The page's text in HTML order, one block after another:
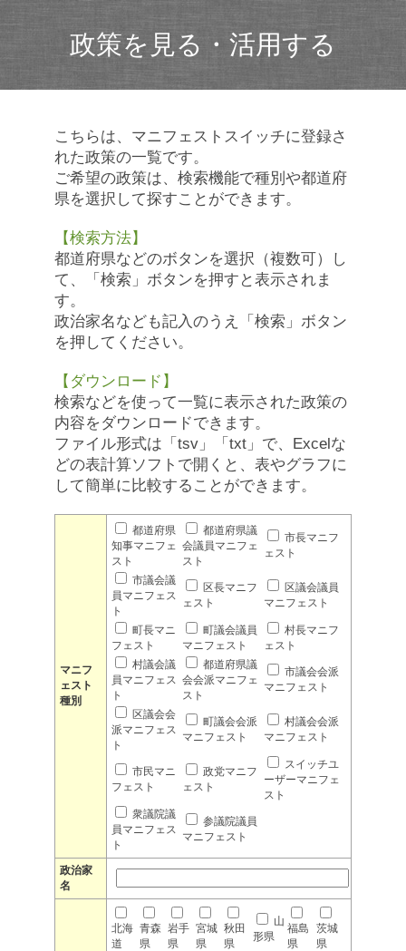
政策を見る・活用する
こちらは、マニフェストスイッチに登録さ
れた政策の一覧です。
ご希望の政策は、検索機能で種別や都道府
県を選択して探すことができます。
【検索方法】
都道府県などのボタンを選択（複数可）し
て、「検索」ボタンを押すと表示されま
す。
政治家名なども記入のうえ「検索」ボタン
を押してください。
【ダウンロード】
検索などを使って一覧に表示された政策の
内容をダウンロードできます。
ファイル形式は「tsv」「txt」で、Excelな
どの表計算ソフトで開くと、表やグラフに
して簡単に比較することができます。
マニフ
ェスト
種別
都道府県
知事マニフェ
スト
都道府県議
会議員マニフェ
スト
市長マニフ
ェスト
市議会議
員マニフェス
ト
区長マニフ
ェスト
区議会議員
マニフェスト
町長マニ
フェスト
町議会議員
マニフェスト
村長マニフ
ェスト
村議会議
員マニフェス
ト
都道府県議
会会派マニフェ
スト
市議会会派
マニフェスト
区議会会
派マニフェス
ト
町議会会派
マニフェスト
村議会会派
マニフェスト
市民マニ
フェスト
政党マニフ
ェスト
スイッチユ
ーザーマニフェ
スト
衆議院議
員マニフェス
ト
参議院議員
マニフェスト
政治家
名
北海
道
青森
県
岩手
県
宮城
県
秋田
県
山
形県
福島
県
茨城
県